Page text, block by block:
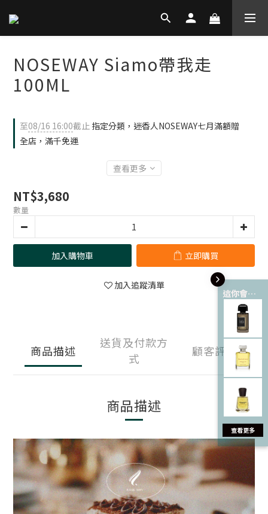
這你會愛 💘
NOSEWAY Siamo帶我走
100ML
至08/16 16:00截止 指定分類，迷香人NOSEWAY七月滿額贈
全店，滿千免運
查看更多
NT$3,680
數量
加入購物車 立即購買
加入追蹤清單
商品描述
送貨及付款方
式
顧客評價
商品描述